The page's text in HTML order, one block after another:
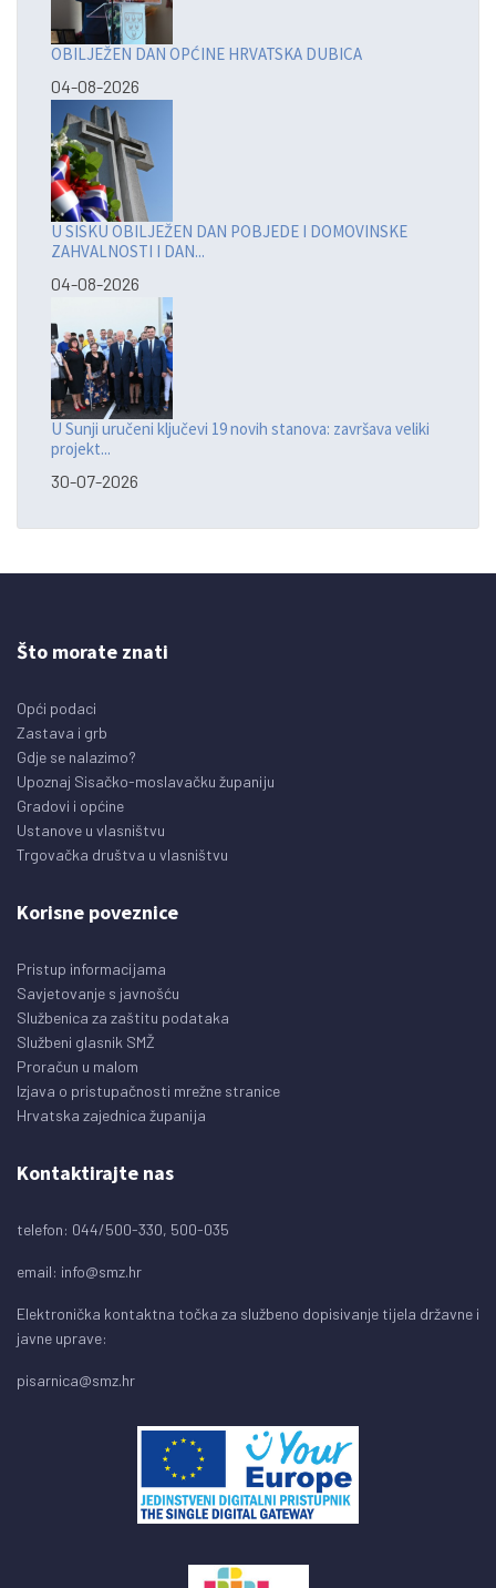
OBILJEŽEN DAN OPĆINE HRVATSKA DUBICA
04-08-2026
U SISKU OBILJEŽEN DAN POBJEDE I DOMOVINSKE
ZAHVALNOSTI I DAN...
04-08-2026
U Sunji uručeni ključevi 19 novih stanova: završava veliki
projekt...
30-07-2026
Što morate znati
Opći podaci
Zastava i grb
Gdje se nalazimo?
Upoznaj Sisačko-moslavačku županiju
Gradovi i općine
Ustanove u vlasništvu
Trgovačka društva u vlasništvu
Korisne poveznice
Pristup informacijama
Savjetovanje s javnošću
Službenica za zaštitu podataka
Službeni glasnik SMŽ
Proračun u malom
Izjava o pristupačnosti mrežne stranice
Hrvatska zajednica županija
Kontaktirajte nas
telefon: 044/500-330, 500-035
email: info@smz.hr
Elektronička kontaktna točka za službeno dopisivanje tijela državne i
javne uprave:
pisarnica@smz.hr